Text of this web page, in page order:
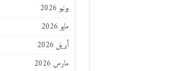
يونيو 2026
مايو 2026
أبريل 2026
مارس 2026